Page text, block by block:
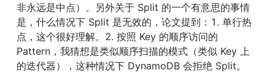
非永远是中点）。另外关于 Split 的一个有意思的事情
是，什么情况下 Split 是无效的，论文提到：1. 单行热
点，这个很好理解。2. 按照 Key 的顺序访问的
Pattern，我猜想是类似顺序扫描的模式（类似 Key 上
的迭代器），这种情况下 DynamoDB 会拒绝 Split。